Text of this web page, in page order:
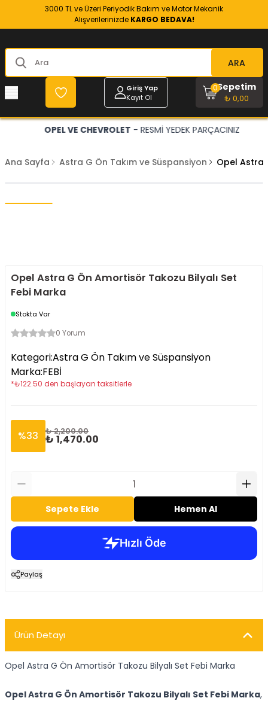
3000 TL ve Üzeri Periyodik Bakım ve Motor Mekanik
Alışverilerinizde KARGO BEDAVA!
ARA
Giriş Yap
Kayıt Ol
Sepetim
₺ 0,00
0
OPEL VE CHEVROLET - RESMİ YEDEK PARÇACINIZ
Ana Sayfa Astra G Ön Takım ve Süspansiyon Opel Astra
Opel Astra G Ön Amortisör Takozu Bilyalı Set
Febi Marka
Stokta Var
0 Yorum
Kategori:Astra G Ön Takım ve Süspansiyon
Marka:FEBİ
*₺122.50 den başlayan taksitlerle
%33 ₺ 2,200.00
₺ 1,470.00
Sepete Ekle Hemen Al
Paylaş
Ürün Detayı
Opel Astra G Ön Amortisör Takozu Bilyalı Set Febi Marka
Opel Astra G Ön Amortisör Takozu Bilyalı Set Febi Marka,